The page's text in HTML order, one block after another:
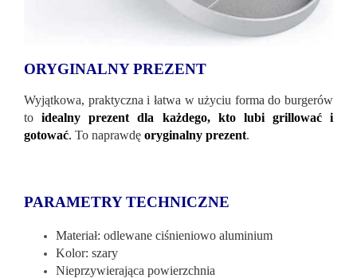
ORYGINALNY PREZENT
Wyjątkowa, praktyczna i łatwa w użyciu forma do burgerów
toidealny prezent dla każdego, kto lubi grillować i
gotować. To naprawdę oryginalny prezent.
PARAMETRY TECHNICZNE
Materiał: odlewane ciśnieniowo aluminium
Kolor: szary
Nieprzywierająca powierzchnia